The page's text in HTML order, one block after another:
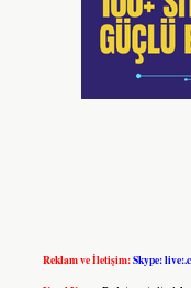
Reklam ve İletişim:Skype: